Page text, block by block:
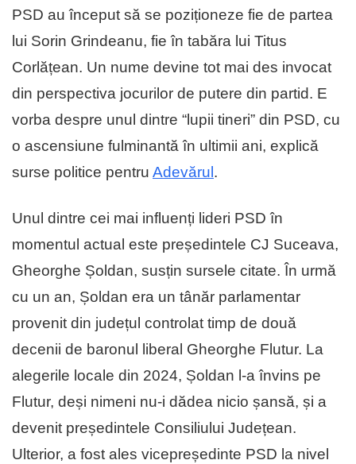
PSD au început să se poziționeze fie de partea
lui Sorin Grindeanu, fie în tabăra lui Titus
Corlățean. Un nume devine tot mai des invocat
din perspectiva jocurilor de putere din partid. E
vorba despre unul dintre “lupii tineri” din PSD, cu
o ascensiune fulminantă în ultimii ani, explică
surse politice pentru Adevărul .
Unul dintre cei mai influenți lideri PSD în
momentul actual este președintele CJ Suceava,
Gheorghe Șoldan, susțin sursele citate. În urmă
cu un an, Șoldan era un tânăr parlamentar
provenit din județul controlat timp de două
decenii de baronul liberal Gheorghe Flutur. La
alegerile locale din 2024, Șoldan l-a învins pe
Flutur, deși nimeni nu-i dădea nicio șansă, și a
devenit președintele Consiliului Județean.
Ulterior, a fost ales vicepreședinte PSD la nivel